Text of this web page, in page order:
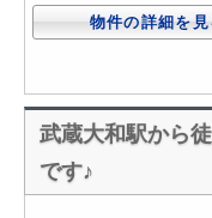
物件の詳細を見
武蔵大和駅から
です♪